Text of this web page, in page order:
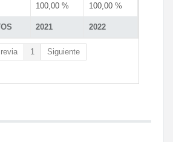
2021 2022
100,00 % 100,00 %
1 Siguiente